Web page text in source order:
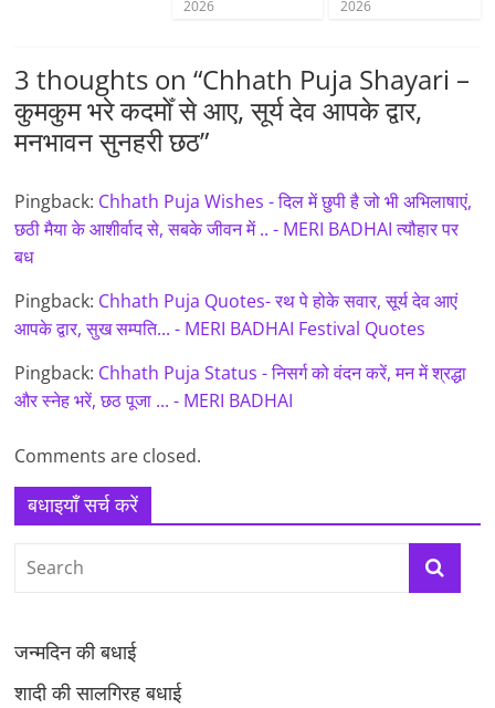
2026 2026
3 thoughts on “Chhath Puja Shayari –
कुमकुम भरे कदमोँ से आए, सूर्य देव आपके द्वार,
मनभावन सुनहरी छठ”
Pingback: Chhath Puja Wishes - दिल में छुपी है जो भी अभिलाषाएं,
छठी मैया के आशीर्वाद से, सबके जीवन में .. - MERI BADHAI त्यौहार पर
बध
Pingback: Chhath Puja Quotes- रथ पे होके सवार, सूर्य देव आएं
आपके द्वार, सुख सम्पति... - MERI BADHAI Festival Quotes
Pingback: Chhath Puja Status - निसर्ग को वंदन करें, मन में श्रद्धा
और स्नेह भरें, छठ पूजा ... - MERI BADHAI
Comments are closed.
बधाइयाँ सर्च करें
जन्मदिन की बधाई
शादी की सालगिरह बधाई